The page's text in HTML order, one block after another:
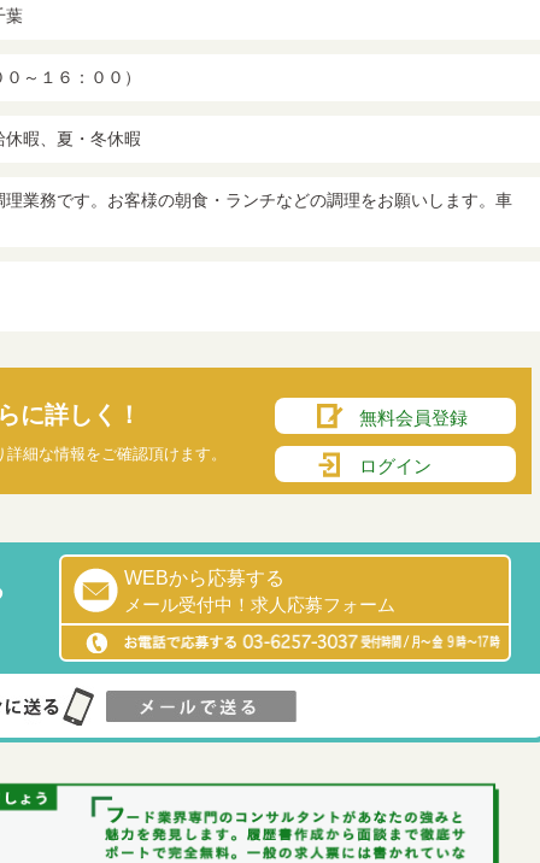
葉
～１６：００）
暇、夏・冬休暇
理業務です。お客様の朝食・ランチなどの調理をお願いします。車
に詳しく！
細な情報をご確認頂けます。
無料会員登録
ログイン
WEBから応募する
メール受付中！求人応募フォーム